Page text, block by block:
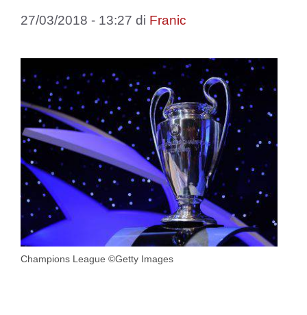
27/03/2018 - 13:27 di Franic
Champions League ©Getty Images